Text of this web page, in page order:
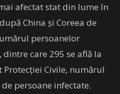
afectat stat din lume în
China şi Coreea de
persoanelor
care 295 se află la
Civile, numărul
persoane infectate.